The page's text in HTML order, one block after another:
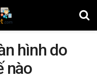
hình do
nào